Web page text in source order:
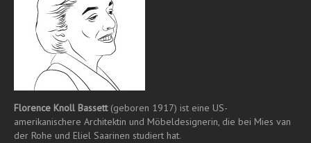
Florence Knoll Bassett(geboren 1917) ist eine US-
amerikanischere Architektin und Möbeldesignerin, die bei Mies van
der Rohe und Eliel Saarinen studiert hat.